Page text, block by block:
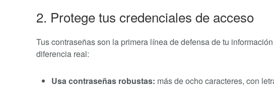
2. Protege tus credenciales de acceso
Tus contraseñas son la primera línea de defensa de tu
diferencia real:
Usa contraseñas robustas: más de ocho caracteres, con